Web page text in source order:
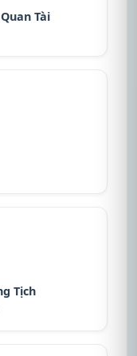
Tài
Tịch